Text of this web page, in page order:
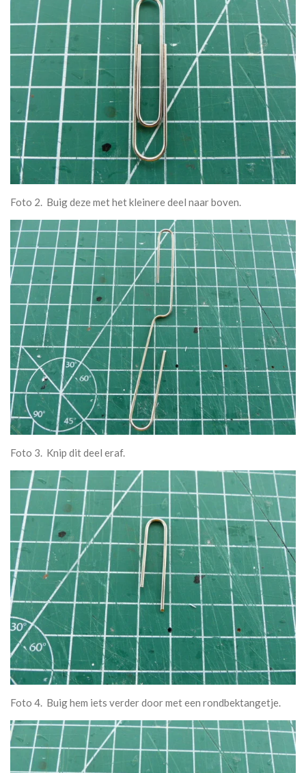
Foto 2. Buig deze met het kleinere deel naar boven.
Foto 3. Knip dit deel eraf.
Foto 4. Buig hem iets verder door met een rondbektangetje.